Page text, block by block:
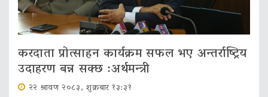
करदाता प्रोत्साहन कार्यक्रम सफल भए अन्तर्राष्ट्रिय
उदाहरण बन्न सक्छ :अर्थमन्त्री
२२ श्रावण २०८३, शुक्रबार १३:३१